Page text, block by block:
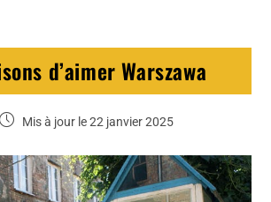
d’aimer Warszawa
Mis à jour le 22 janvier 2025